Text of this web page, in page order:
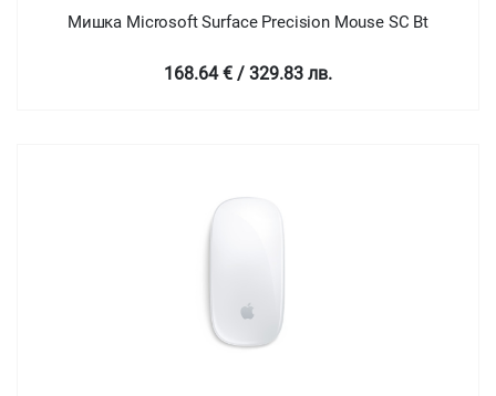
Мишка Microsoft Surface Precision Mouse SC Bt
168.64 € / 329.83 лв.